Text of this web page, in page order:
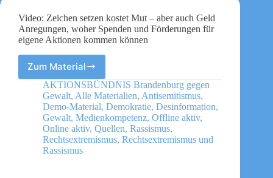
Video: Zeichen setzen kostet Mut – aber auch Geld
Anregungen, woher Spenden und Förderungen für
eigene Aktionen kommen können
Zum Material
Video:
Zeichen
setzen
kostet
Mut
–
aber
auch
AKTIONSBÜNDNIS Brandenburg gegen
Gewalt, Alle Materialien, Antisemitismus,
Demo-Material, Demokratie, Desinformation,
Gewalt, Medienkompetenz, Offline aktiv,
Online aktiv, Quellen, Rassismus,
Rechtsextremismus, Rechtsextremismus und
Rassismus